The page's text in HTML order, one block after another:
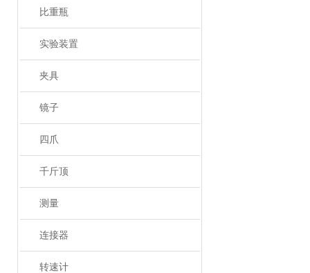
比重瓶
实验装置
夹具
镜子
四爪
千斤顶
测量
连接器
转速计